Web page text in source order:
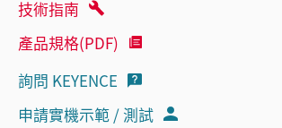
技術指南
產品規格(PDF)
詢問 KEYENCE
申請實機示範 / 測試